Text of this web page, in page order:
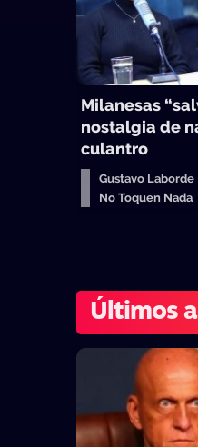
Milanesas
nostalgia de
culantro
Gustavo Laborde
No Toquen
Últimos